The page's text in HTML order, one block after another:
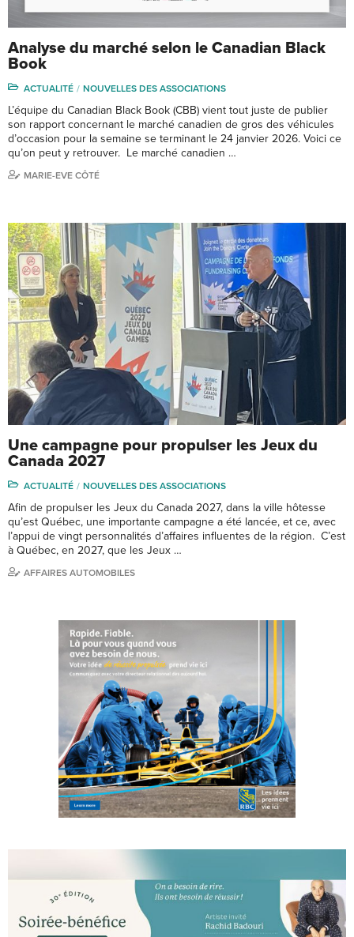
Analyse du marché selon le Canadian Black
Book
ACTUALITÉ NOUVELLES DES ASSOCIATIONS
L’équipe du Canadian Black Book (CBB) vient tout juste de publier
son rapport concernant le marché canadien de gros des véhicules
d’occasion pour la semaine se terminant le 24 janvier 2026. Voici ce
qu’on peut y retrouver. Le marché canadien …
MARIE-EVE CÔTÉ
Une campagne pour propulser les Jeux du
Canada 2027
ACTUALITÉ NOUVELLES DES ASSOCIATIONS
Afin de propulser les Jeux du Canada 2027, dans la ville hôtesse
qu’est Québec, une importante campagne a été lancée, et ce, avec
l’appui de vingt personnalités d’affaires influentes de la région. C’est
à Québec, en 2027, que les Jeux …
AFFAIRES AUTOMOBILES